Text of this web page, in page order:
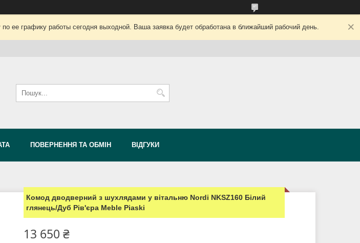
ее графику работы сегодня выходной. Ваша заявка будет обработана в ближайший рабочий день.
ПОВЕРНЕННЯ ТА ОБМІН ВІДГУКИ
Комод дводверний з шухлядами у вітальню Nordi NKSZ160 Білий
глянець/Дуб Рів'єра Meble Piaski
13 650 ₴